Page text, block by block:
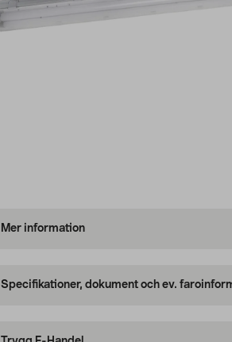
Mer information
Specifikationer, dokument och ev.